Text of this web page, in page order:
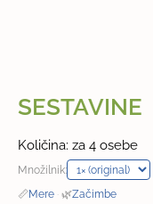
SESTAVINE
Količina: za 4 osebe
Množilnik:
📏Mere · 🌿Začimbe